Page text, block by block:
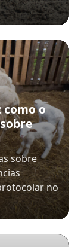
como o
sobre
no